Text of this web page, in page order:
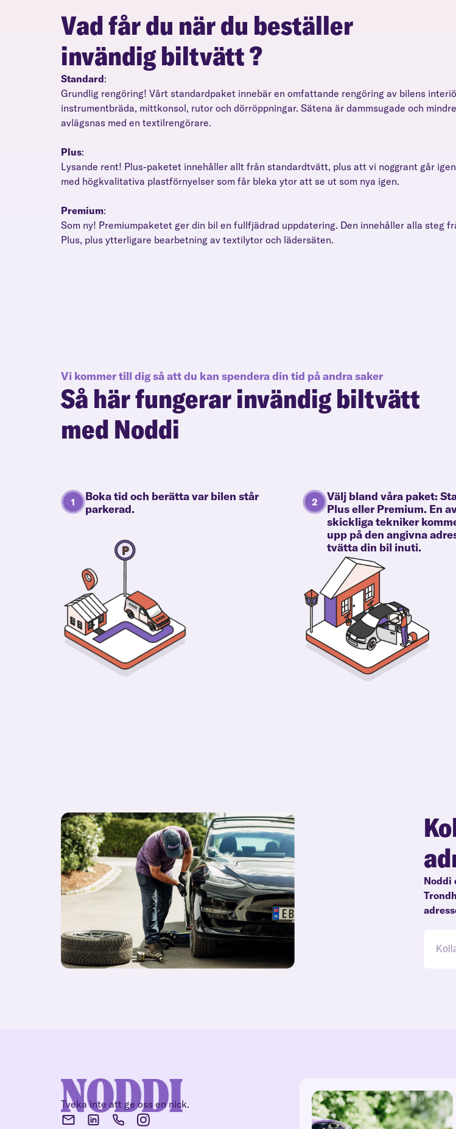
Vad får du när du beställer
invändig biltvätt?
Standard:
Grundlig rengöring! Vårt standardpaket innebär en omfattande rengöring av bilens
instrumentbräda, mittkonsol, rutor och dörröppningar. Sätena är dammsugade och
avlägsnas med en textilrengörare.
Plus:
Lysande rent! Plus-paketet innehåller allt från standardtvätt, plus att vi noggrant går
med högkvalitativa plastförnyelser som får bleka ytor att se ut som nya igen.
Premium:
Som ny! Premiumpaketet ger din bil en fullfjädrad uppdatering. Den innehåller alla steg
Plus, plus ytterligare bearbetning av textilytor och lädersäten.
Vi kommer till dig så att du kan spendera din tid på andra saker
Så här fungerarinvändig biltvätt
med Noddi
Boka tid och berätta var bilen står
parkerad.
Välj bland våra paket:
Plus eller Premium. En
skickliga tekniker
upp på den angivna
tvätta din bil inuti.
Noddi
Tveka inte att ge oss en nick.